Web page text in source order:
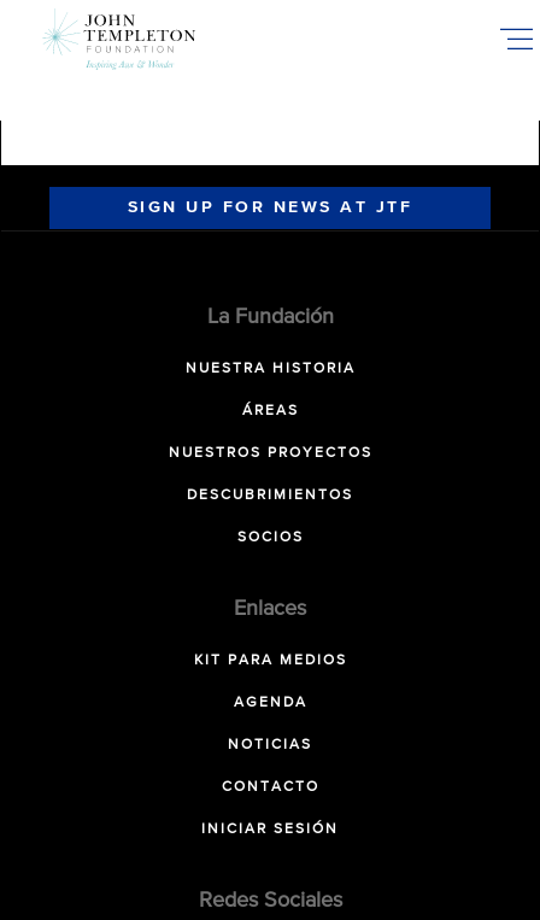
SIGN UP FOR NEWS AT JTF
La Fundación
NUESTRA HISTORIA
ÁREAS
NUESTROS PROYECTOS
DESCUBRIMIENTOS
SOCIOS
Enlaces
KIT PARA MEDIOS
AGENDA
NOTICIAS
CONTACTO
INICIAR SESIÓN
Redes Sociales